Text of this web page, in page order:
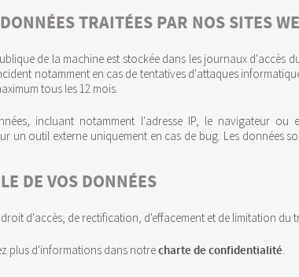
TRAITÉES PAR NOS SITES
de la machine est stockée dans les journaux d'accès
notamment en cas de tentatives d'attaques
tous les 12 mois.
incluant notamment l'adresse IP, le navigateur ou
un outil externe uniquement en cas de bug. Les données
DE VOS DONNÉES
d'accès, de rectification, d'effacement et de limitation du
plus d'informations dans notrecharte de confidentialité.